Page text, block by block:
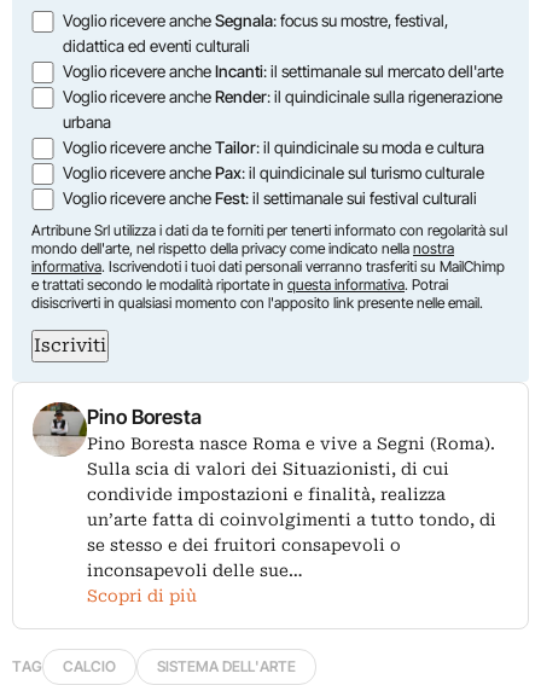
Opzioni
Voglio ricevere ancheSegnala: focus su mostre, festival,
didattica ed eventi culturali
Voglio ricevere ancheIncanti: il settimanale sul mercato dell'arte
Voglio ricevere ancheRender: il quindicinale sulla rigenerazione
urbana
Voglio ricevere ancheTailor: il quindicinale su moda e cultura
Voglio ricevere anchePax: il quindicinale sul turismo culturale
Voglio ricevere ancheFest: il settimanale sui festival culturali
Artribune Srl utilizza i dati da te forniti per tenerti informato con regolarità sul
mondo dell'arte, nel rispetto della privacy come indicato nella nostra
informativa. Iscrivendoti i tuoi dati personali verranno trasferiti su MailChimp
e trattati secondo le modalità riportate in questa informativa. Potrai
disiscriverti in qualsiasi momento con l'apposito link presente nelle email.
Iscriviti
Pino Boresta
Pino Boresta nasce Roma e vive a Segni (Roma).
Sulla scia di valori dei Situazionisti, di cui
condivide impostazioni e finalità, realizza
un’arte fatta di coinvolgimenti a tutto tondo, di
se stesso e dei fruitori consapevoli o
inconsapevoli delle sue…
Scopri di più
TAG CALCIO SISTEMA DELL'ARTE